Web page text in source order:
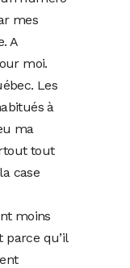
mes
A
moi.
Les
à
ma
tout
case
moins
parce qu’il